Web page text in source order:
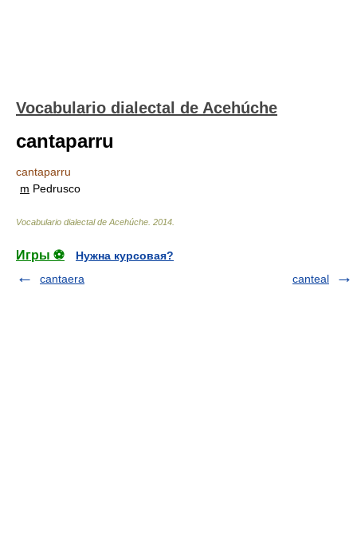
Vocabulario dialectal de Acehúche
cantaparru
cantaparru
m Pedrusco
Vocabulario dialectal de Acehúche 2014
Игры ⚽
Нужна курсовая?
cantaera
canteal